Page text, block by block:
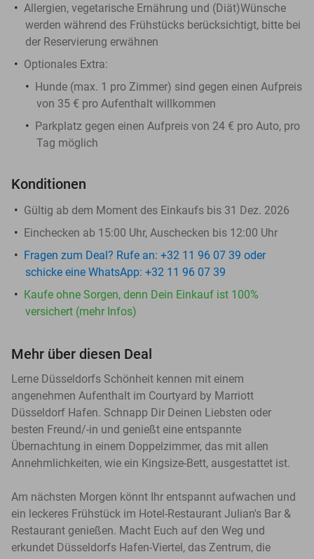
Allergien, vegetarische Ernährung und (Diät)Wünsche
werden während des Frühstücks berücksichtigt, bitte bei
der Reservierung erwähnen
Optionales Extra:
Hunde (max. 1 pro Zimmer) sind gegen einen Aufpreis
von 35 € pro Aufenthalt willkommen
Parkplatz gegen einen Aufpreis von 24 € pro Auto, pro
Tag möglich
Konditionen
Gültig ab dem Moment des Einkaufs bis 31 Dez. 2026
Einchecken ab 15:00 Uhr, Auschecken bis 12:00 Uhr
Fragen zum Deal? Rufe an: +32 11 96 07 39 oder
schicke eine WhatsApp: +32 11 96 07 39
Kaufe ohne Sorgen, denn Dein Einkauf ist 100%
versichert (mehr Infos)
Mehr über diesen Deal
Lerne Düsseldorfs Schönheit kennen mit einem
angenehmen Aufenthalt im Courtyard by Marriott
Düsseldorf Hafen. Schnapp Dir Deinen Liebsten oder
besten Freund/-in und genießt eine entspannte
Übernachtung in einem Doppelzimmer, das mit allen
Annehmlichkeiten, wie ein Kingsize-Bett, ausgestattet ist.
Am nächsten Morgen könnt Ihr entspannt aufwachen und
ein leckeres Frühstück im Hotel-Restaurant Julian's Bar &
Restaurant genießen. Macht Euch auf den Weg und
erkundet Düsseldorfs Hafen-Viertel, das Zentrum, die